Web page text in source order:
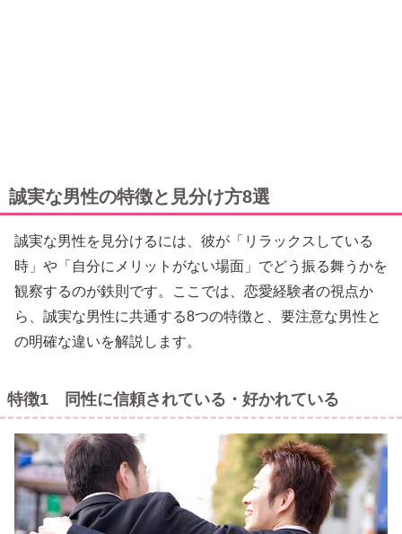
誠実な男性の特徴と見分け方8選
誠実な男性を見分けるには、彼が「リラックスしている
時」や「自分にメリットがない場面」でどう振る舞うかを
観察するのが鉄則です。ここでは、恋愛経験者の視点か
ら、誠実な男性に共通する8つの特徴と、要注意な男性と
の明確な違いを解説します。
特徴1 同性に信頼されている・好かれている